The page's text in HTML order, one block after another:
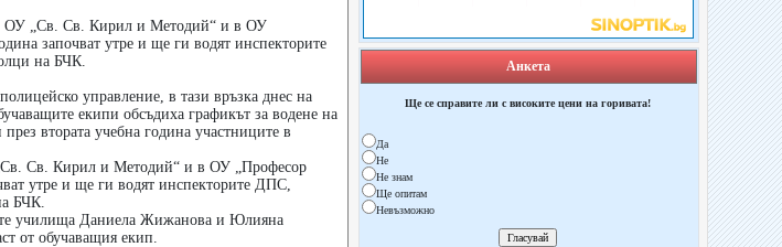
в ОУ „Св. Св. Кирил и Методий“ и в ОУ
започват утре и ще ги водят инспекторите
на БЧК.
управление, в тази връзка днес на
екипи обсъдиха графикът за водене на
втората учебна година участниците в
Св. Кирил и Методий“ и в ОУ „Професор
утре и ще ги водят инспекторите ДПС,
БЧК.
училища Даниела Жижанова и Юлияна
от обучаващия екип.
Анкета
Ще се справите ли с високите цени на горивата!
Да
Не
Не знам
Ще опитам
Невъзможно